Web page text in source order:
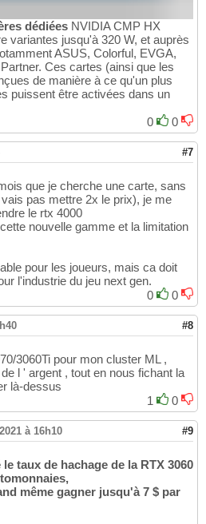
dédiées NVIDIA CMP HX
variantes jusqu'à 320 W, et auprès
ASUS, Colorful, EVGA,
Ces cartes (ainsi que les
de manière à ce qu'un plus
puissent être activées dans un
0
0
#7
que je cherche une carte, sans
pas mettre 2x le prix), je me
le rtx 4000
nouvelle gamme et la limitation
pour les joueurs, mais ca doit
l'industrie du jeu next gen.
0
0
#8
3060Ti pour mon cluster ML ,
l ' argent , tout en nous fichant la
là-dessus
1
0
à 16h10 #9
taux de hachage de la RTX 3060
même gagner jusqu'à 7 $ par